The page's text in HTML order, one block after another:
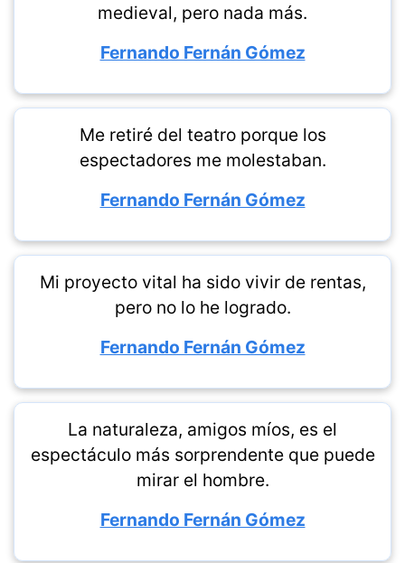
medieval, pero nada más.
Fernando Fernán Gómez
Me retiré del teatro porque los
espectadores me molestaban.
Fernando Fernán Gómez
Mi proyecto vital ha sido vivir de rentas,
pero no lo he logrado.
Fernando Fernán Gómez
La naturaleza, amigos míos, es el
espectáculo más sorprendente que puede
mirar el hombre.
Fernando Fernán Gómez